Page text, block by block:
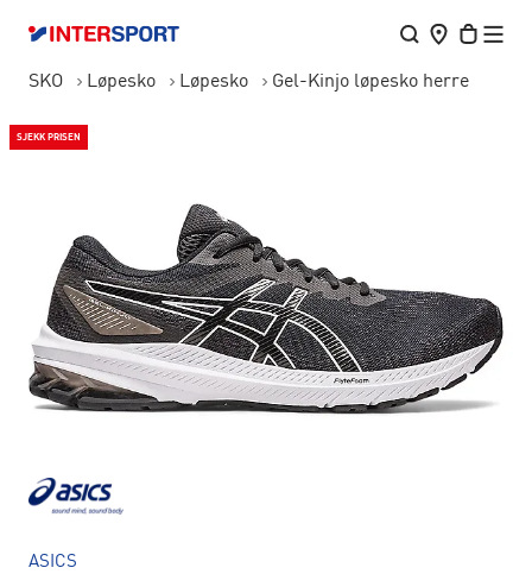
SKO Løpesko Løpesko Gel-Kinjo løpesko herre
SJEKK PRISEN
ASICS